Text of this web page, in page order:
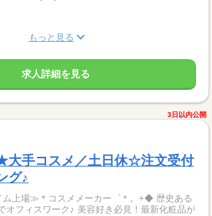
もっと見る
求人詳細を見る
3日以内公開
大手コスメ／土日休☆注文受付
グ♪
場≫＊コスメメーカー゜＊。+◆ 歴史ある
オフィスワーク♪ 美容好き必見！最新化粧品が